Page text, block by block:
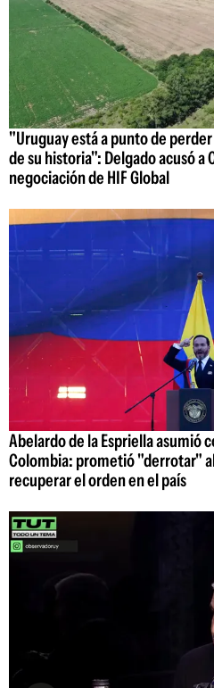
"Uruguay está a punto de
de su historia": Delgado acusó
negociación de HIF Global
Abelardo de la Espriella asumió
Colombia: prometió "derrotar"
recuperar el orden en el país